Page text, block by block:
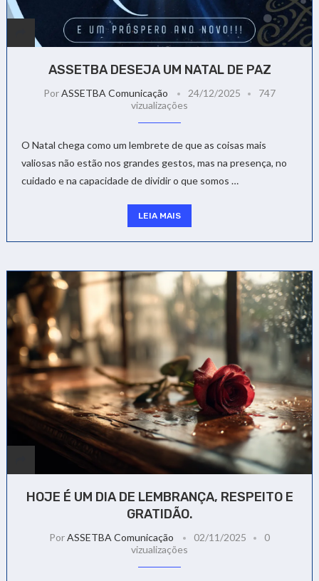
ASSETBA DESEJA UM NATAL DE PAZ
PorASSETBA Comunicação 24/12/2025
747
vizualizações
O Natal chega como um lembrete de que as coisas mais
valiosas não estão nos grandes gestos, mas na presença, no
cuidado e na capacidade de dividir o que somos …
LEIA MAIS
HOJE É UM DIA DE LEMBRANÇA, RESPEITO E
GRATIDÃO.
PorASSETBA Comunicação 02/11/2025
0
vizualizações